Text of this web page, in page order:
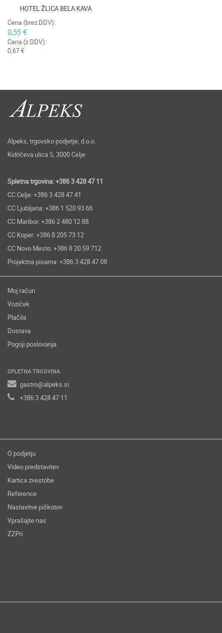
HOTEL ŽLICA BELA KAVA
Cena (brez DDV):
0,55 €
Cena (z DDV):
0,67 €
Alpeks, trgovsko podjetje, d.o.o.
Kidričeva ulica 5, 3000 Celje
Spletna trgovina: +386 3 428 47 11
CC Celje: +386 3 428 47 41
CC Ljubljana: +386 1 520 93 66
CC Maribor: +386 2 480 12 88
CC Koper: +386 8 205 73 12
CC Novo Mesto: +386 8 20 59 712
Projektna pisarna: +386 3 428 47 08
Moj račun
Voziček
Plačila
Dostava
Pogoji poslovanja
SPLETNA TRGOVINA
gastro@alpeks.si
+386 3 428 47 11
O podjetju
Video predstavitev
Kartica zvestobe
Reference
Nastavitve piškotov
Vprašajte nas
ZZPri